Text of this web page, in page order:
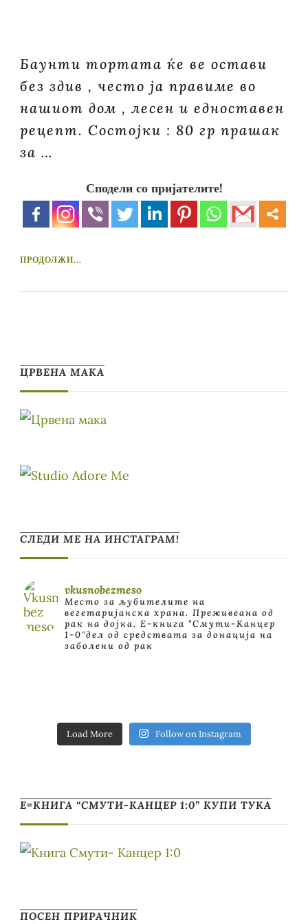
Баунти тортата ќе ве остави
без здив , често ја правиме во
нашиот дом , лесен и едноставен
рецепт. Состојки : 80 гр прашак
за …
Сподели со пријателите!
ПРОДОЛЖИ...
ЦРВЕНА МАКА
СЛЕДИ МЕ НА ИНСТАГРАМ!
vkusnobezmeso
Место за љубителите на
вегетаријанска храна. Преживеана од
рак на дојка. E-книга "Смути-Канцер
1-0"дел од средствата за донација на
заболени од рак
Load More Follow on Instagram
Е=КНИГА “СМУТИ-КАНЦЕР 1:0” КУПИ ТУКА
ПОСЕН ПРИРАЧНИК